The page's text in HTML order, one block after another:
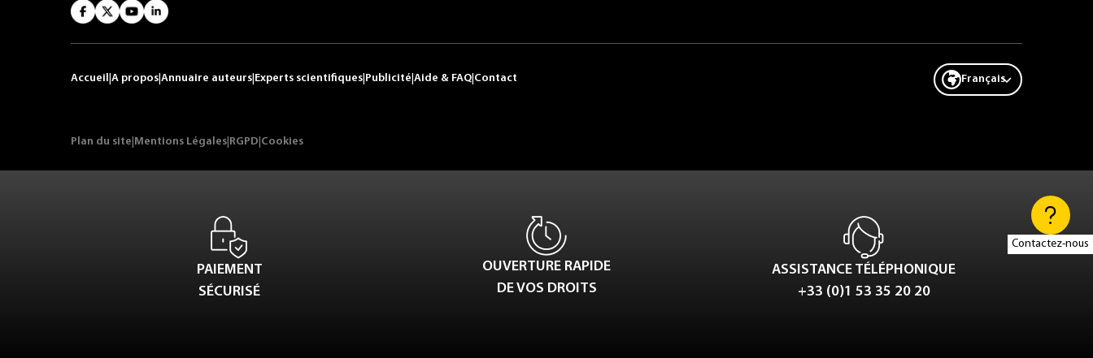
Contactez-nous
Accueil A propos Annuaire auteurs Experts scientifiques Publicité Aide & FAQ Contact Français
Plan du site Mentions Légales RGPD Cookies
PAIEMENT
SÉCURISÉ
OUVERTURE RAPIDE
DE VOS DROITS
ASSISTANCE TÉLÉPHONIQUE
+33 (0)1 53 35 20 20